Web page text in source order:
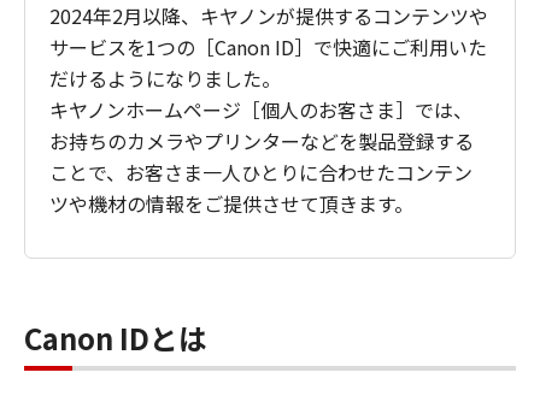
2024年2月以降、キヤノンが提供するコンテンツや
サービスを1つの［Canon ID］で快適にご利用いた
だけるようになりました。
キヤノンホームページ［個人のお客さま］では、
お持ちのカメラやプリンターなどを製品登録する
ことで、お客さま一人ひとりに合わせたコンテン
ツや機材の情報をご提供させて頂きます。
Canon IDとは